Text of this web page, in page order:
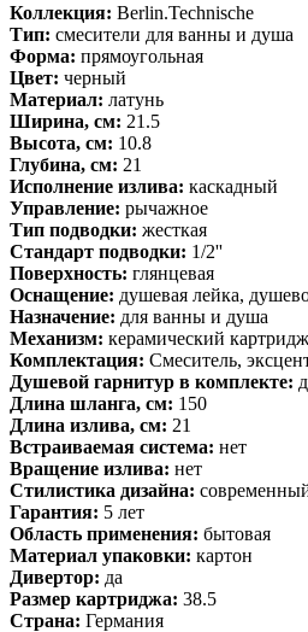
Коллекция: Berlin.Technische
Тип: смесители для ванны и душа
Форма: прямоугольная
Цвет: черный
Материал: латунь
Ширина, см: 21.5
Высота, см: 10.8
Глубина, см: 21
Исполнение излива: каскадный
Управление: рычажное
Тип подводки: жесткая
Стандарт подводки: 1/2''
Поверхность: глянцевая
Оснащение: душевая лейка,
Назначение: для ванны и душа
Механизм: керамический картридж
Комплектация: Смеситель,
Душевой гарнитур в комплекте:
Длина шланга, см: 150
Длина излива, см: 21
Встраиваемая система: нет
Вращение излива: нет
Стилистика дизайна:
Гарантия: 5 лет
Область применения: бытовая
Материал упаковки: картон
Дивертор: да
Размер картриджа: 38.5
Страна: Германия